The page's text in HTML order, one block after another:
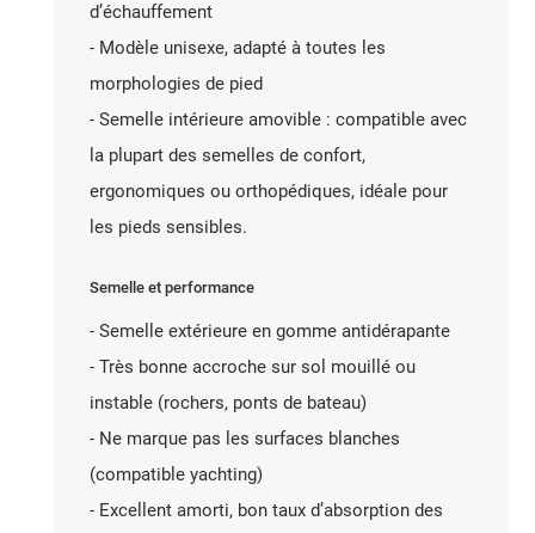
d’échauffement
- Modèle unisexe, adapté à toutes les
morphologies de pied
- Semelle intérieure amovible : compatible avec
la plupart des semelles de confort,
ergonomiques ou orthopédiques, idéale pour
les pieds sensibles.
Semelle et performance
- Semelle extérieure en gomme antidérapante
- Très bonne accroche sur sol mouillé ou
instable (rochers, ponts de bateau)
- Ne marque pas les surfaces blanches
(compatible yachting)
- Excellent amorti, bon taux d’absorption des